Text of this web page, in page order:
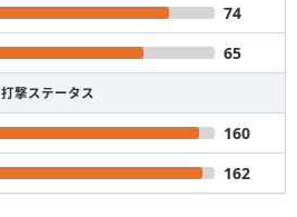
74
65
打撃ステータス
160
162